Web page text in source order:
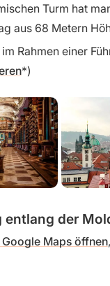
Turm hat
aus 68 Metern
Rahmen einer
)
entlang der
Maps öffnen